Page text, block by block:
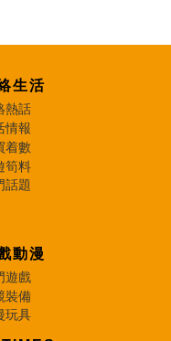
生活
熱話
情報
着數
筍料
話題
動漫
遊戲
裝備
玩具